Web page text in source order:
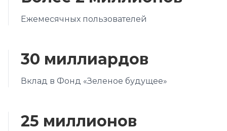
Ежемесячных пользователей
30 миллиардов
Вклад в Фонд «Зеленое будущее»
25 миллионов